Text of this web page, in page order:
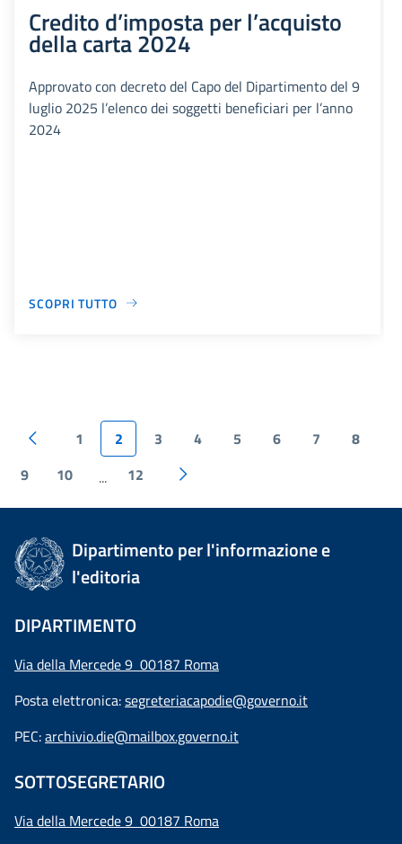
Credito d’imposta per l’acquisto
della carta 2024
Approvato con decreto del Capo del Dipartimento del 9
luglio 2025 l’elenco dei soggetti beneficiari per l’anno
2024
SCOPRI TUTTO
1 2 3 4 5 6 7
8
9
10 ... 12
Dipartimento per l'informazione e
l'editoria
DIPARTIMENTO
Via della Mercede 9 00187 Roma
Posta elettronica:segreteriacapodie@governo.it
PEC:archivio.die@mailbox.governo.it
SOTTOSEGRETARIO
Via della Mercede 9 00187 Roma